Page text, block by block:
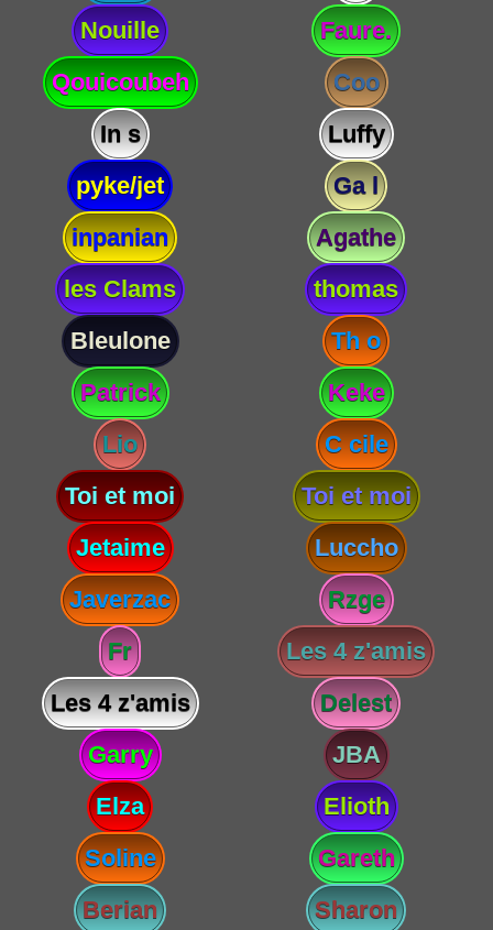
Nouille
Faure.
Qouicoubeh
Coo
In s
Luffy
pyke/jet
Ga l
inpanian
Agathe
les Clams
thomas
Bleulone
Th o
Patrick
Keke
Lio
C cile
Toi et moi
Toi et moi
Jetaime
Luccho
Javerzac
Rzge
Fr
Les 4 z'amis
Les 4 z'amis
Delest
Garry
JBA
Elza
Elioth
Soline
Gareth
Berian
Sharon